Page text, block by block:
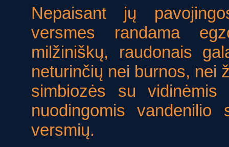
Nepaisant jų
versmes randama
milžiniškų, raudonais
neturinčių nei burnos, nei
simbiozės su vidinėmis
nuodingomis
versmių.